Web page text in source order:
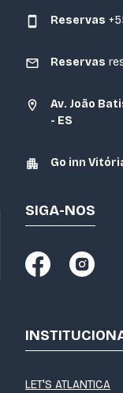
Reservas
Reservas
Av. João
- ES
Go inn
SIGA-NOS
LET'S ATLANTICA